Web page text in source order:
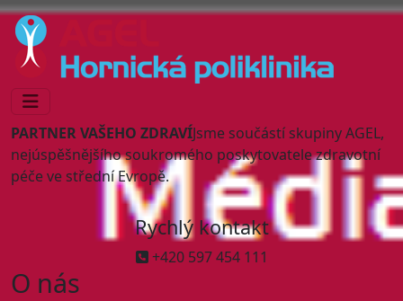
PARTNER VAŠEHO ZDRAVÍJsme součástí skupiny AGEL,
nejúspěšnějšího soukromého poskytovatele zdravotní
péče ve střední Evropě.
Rychlý kontakt
+420 597 454 111
O nás